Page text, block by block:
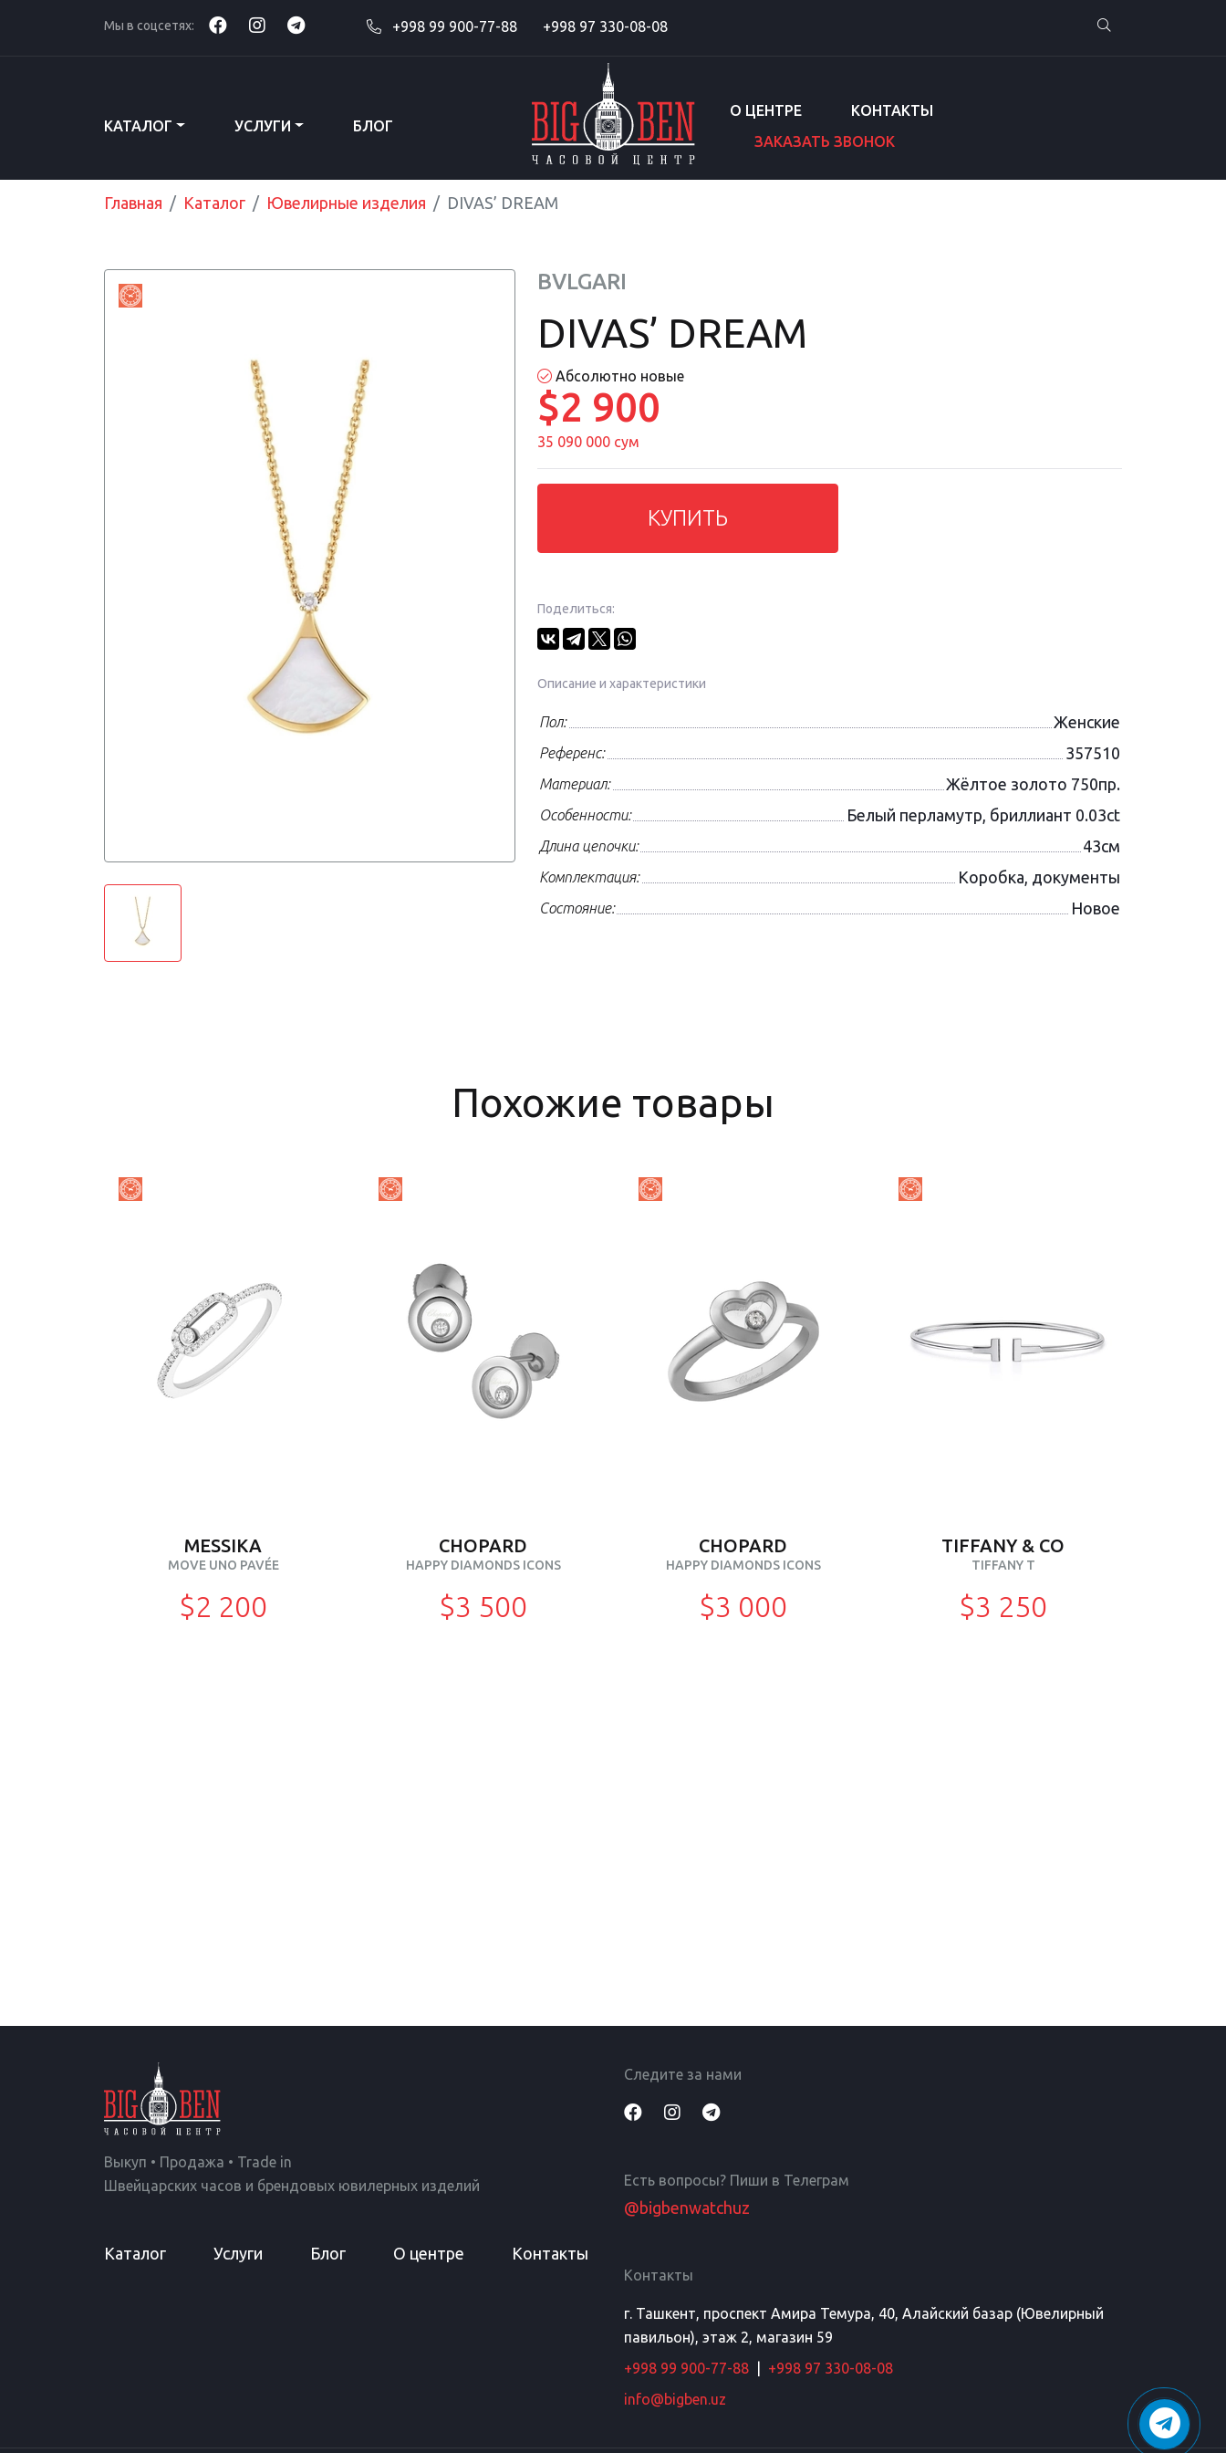
Мы в соцсетях: +998 99 900-77-88 +998 97 330-08-08
КАТАЛОГ УСЛУГИ БЛОГ
О ЦЕНТРЕ
КОНТАКТЫ
ЗАКАЗАТЬ ЗВОНОК
Главная Каталог Ювелирные изделия DIVAS’ DREAM
BVLGARI
DIVAS’ DREAM
Абсолютно новые
$2 900
35 090 000 сум
КУПИТЬ
Поделиться:
Описание и характеристики
Пол: Женские
Референс: 357510
Материал: Жёлтое золото 750пр.
Особенности: Белый перламутр, бриллиант 0.03ct
Длина цепочки: 43см
Комплектация: Коробка, документы
Состояние: Новое
Похожие товары
MESSIKA
MOVE UNO PAVÉE
$2 200
CHOPARD
HAPPY DIAMONDS ICONS
$3 500
CHOPARD
HAPPY DIAMONDS ICONS
$3 000
TIFFANY & CO
TIFFANY T
$3 250
Выкуп • Продажа • Trade in
Швейцарских часов и брендовых ювилерных изделий
Каталог Услуги Блог О центре Контакты
Следите за нами
Есть вопросы? Пиши в Телеграм
@bigbenwatchuz
Контакты
г. Ташкент, проспект Амира Темура, 40, Алайский базар (Ювелирный
павильон), этаж 2, магазин 59
+998 99 900-77-88
+998 97 330-08-08
info@bigben.uz